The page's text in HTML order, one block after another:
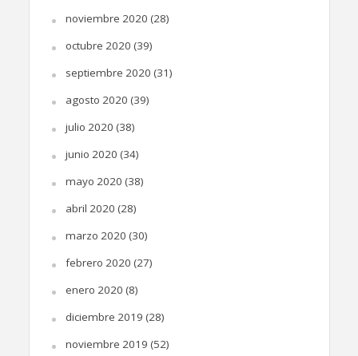
noviembre 2020 (28)
octubre 2020 (39)
septiembre 2020 (31)
agosto 2020 (39)
julio 2020 (38)
junio 2020 (34)
mayo 2020 (38)
abril 2020 (28)
marzo 2020 (30)
febrero 2020 (27)
enero 2020 (8)
diciembre 2019 (28)
noviembre 2019 (52)